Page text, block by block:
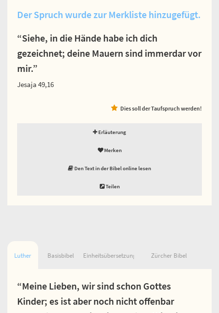
Der Spruch wurde zur Merkliste hinzugefügt.
“Siehe, in die Hände habe ich dich
gezeichnet; deine Mauern sind immerdar vor
mir.”
Jesaja 49,16
Dies soll der Taufspruch werden!
Erläuterung
Merken
Den Text in der Bibel online lesen
Teilen
Luther Basisbibel Einheitsübersetzung Zürcher Bibel
“Meine Lieben, wir sind schon Gottes
Kinder; es ist aber noch nicht offenbar